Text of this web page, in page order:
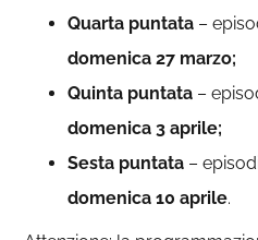
Quarta puntata –
domenica 27 marzo;
Quinta puntata –
domenica 3 aprile;
Sesta puntata –
domenica 10 aprile.